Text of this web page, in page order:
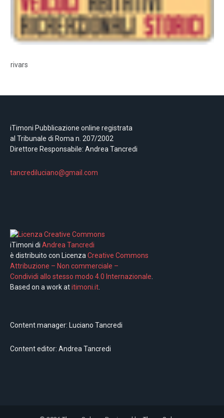
rivars
iTimoni Pubblicazione online registrata
al Tribunale di Roma n. 207/2002
Direttore Responsabile: Andrea Tancredi
tancrediluciano@gmail.com
iTimoni di Andrea Tancredi
è distribuito con LicenzaCreative Commons
Attribuzione – Non commerciale –
Condividi allo stesso modo 4.0 Internazionale.
Based on a work atitimoni.it.
Content manager: Luciano Tancredi
Content editor: Andrea Tancredi